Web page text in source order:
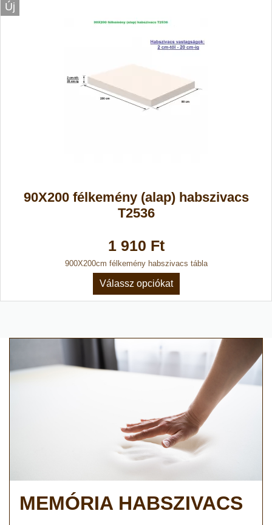
Új
90X200 félkemény (alap) habszivacs
T2536
1 910 Ft
900X200cm félkemény habszivacs tábla
Válassz opciókat
MEMÓRIA HABSZIVACS